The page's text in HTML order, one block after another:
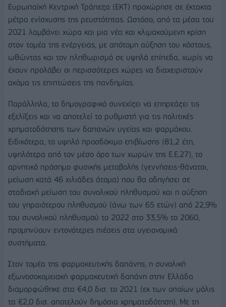
Ευρωπαϊκή Κεντρική Τράπεζα (ΕΚΤ) προχώρησε σε έκτακτα
μέτρα ενίσχυσης της ρευστότητας. Ωστόσο, από τα μέσα του
2021 λαμβάνει χώρα και μια νέα και κλιμακούμενη κρίση
στον τομέα της ενέργειας, με απότομη αύξηση του κόστους,
ωθώντας και τον πληθωρισμό σε υψηλά επίπεδα, χωρίς να
έχουν προλάβει οι περισσότερες χώρες να διαχειριστούν
ακόμα τις επιπτώσεις της πανδημίας.
Παράλληλα, το δημογραφικό συνεχίζει να επηρεάζει τις
εξελίξεις και να αποτελεί το ρυθμιστή για τις πολιτικές
χρηματοδότησης των δαπανών υγείας και φαρμάκου.
Ειδικότερα, το υψηλό προσδόκιμο επιβίωσης (81,2 έτη,
υψηλότερα από τον μέσο όρο των χωρών της Ε.Ε.27), το
αρνητικό πρόσημο φυσικής μεταβολής (γεννήσεις-θάνατοι,
μείωση κατά 46 χιλιάδες άτομα) που θα οδηγήσει σε
σταδιακή μείωση του συνολικού πληθυσμού και η αύξηση
του γηραιότερου πληθυσμού (άνω των 65 ετών) από 22,9%
του συνολικού πληθυσμού το 2022 στο 33,5% το 2060,
προμηνύουν εντονότερες πιέσεις στα υγειονομικά
συστήματα.
Στον τομέα της φαρμακευτικής δαπάνης, η συνολική
εξωνοσοκομειακή φαρμακευτική δαπάνη στην Ελλάδα
διαμορφώθηκε στα €4,0 δισ. το 2021 (εκ των οποίων μόλις
τα €2,0 δισ. αποτελούν δημόσια χρηματοδότηση). Με τη